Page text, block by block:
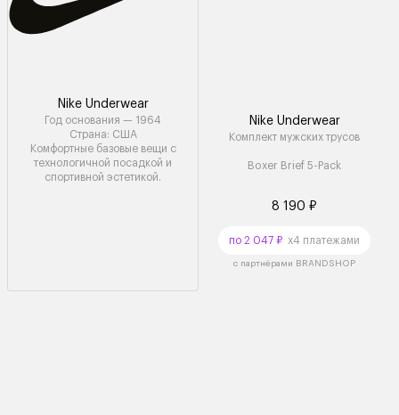
Nike Underwear
Год основания — 1964
Страна: США
Комфортные базовые вещи с
технологичной посадкой и
спортивной эстетикой.
Nike Underwear
Комплект мужских трусов
Boxer Brief 5-Pack
8 190 ₽
по 2 047 ₽ x4 платежами
с партнёрами BRANDSHOP